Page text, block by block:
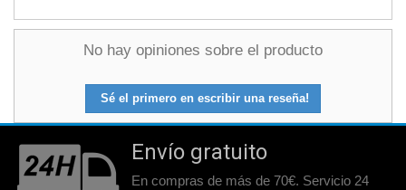
No hay opiniones sobre el producto
Sé el primero en escribir una reseña!
Envío gratuito
En compras de más de 70€. Servicio 24